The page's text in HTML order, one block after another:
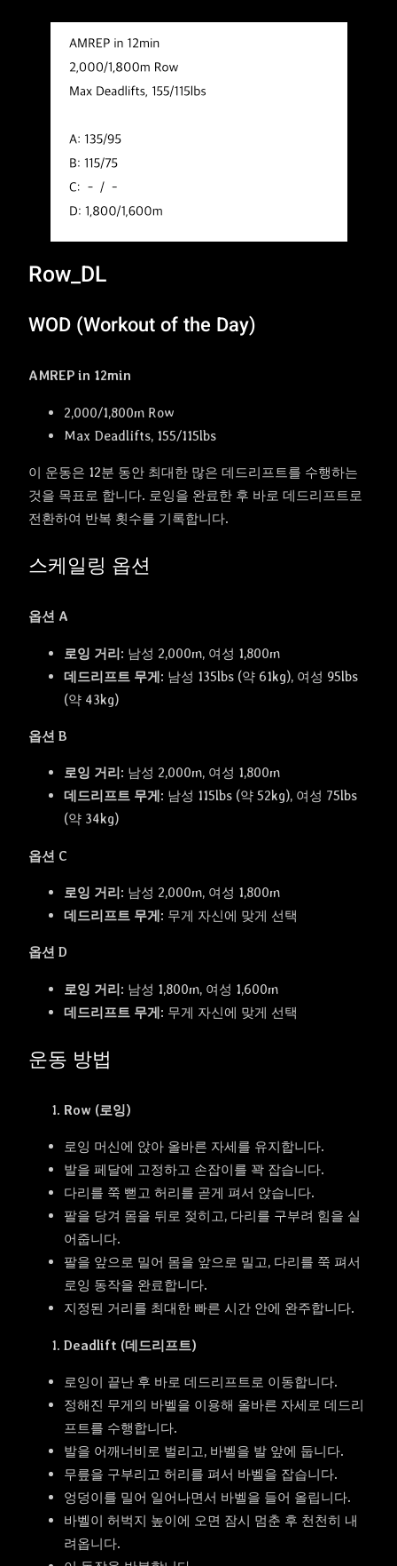
Row_DL
WOD (Workout of the Day)
AMREP in 12min
2,000/1,800m Row
Max Deadlifts, 155/115lbs
이 운동은 12분 동안 최대한 많은 데드리프트를 수행하는
것을 목표로 합니다. 로잉을 완료한 후 바로 데드리프트로
전환하여 반복 횟수를 기록합니다.
스케일링 옵션
옵션 A
로잉 거리: 남성 2,000m, 여성 1,800m
데드리프트 무게: 남성 135lbs (약 61kg), 여성 95lbs
(약 43kg)
옵션 B
로잉 거리: 남성 2,000m, 여성 1,800m
데드리프트 무게: 남성 115lbs (약 52kg), 여성 75lbs
(약 34kg)
옵션 C
로잉 거리: 남성 2,000m, 여성 1,800m
데드리프트 무게: 무게 자신에 맞게 선택
옵션 D
로잉 거리: 남성 1,800m, 여성 1,600m
데드리프트 무게: 무게 자신에 맞게 선택
운동 방법
Row (로잉)
로잉 머신에 앉아 올바른 자세를 유지합니다.
발을 페달에 고정하고 손잡이를 꽉 잡습니다.
다리를 쭉 뻗고 허리를 곧게 펴서 앉습니다.
팔을 당겨 몸을 뒤로 젖히고, 다리를 구부려 힘을 실
어줍니다.
팔을 앞으로 밀어 몸을 앞으로 밀고, 다리를 쭉 펴서
로잉 동작을 완료합니다.
지정된 거리를 최대한 빠른 시간 안에 완주합니다.
Deadlift (데드리프트)
로잉이 끝난 후 바로 데드리프트로 이동합니다.
정해진 무게의 바벨을 이용해 올바른 자세로 데드리
프트를 수행합니다.
발을 어깨너비로 벌리고, 바벨을 발 앞에 둡니다.
무릎을 구부리고 허리를 펴서 바벨을 잡습니다.
엉덩이를 밀어 일어나면서 바벨을 들어 올립니다.
바벨이 허벅지 높이에 오면 잠시 멈춘 후 천천히 내
려옵니다.